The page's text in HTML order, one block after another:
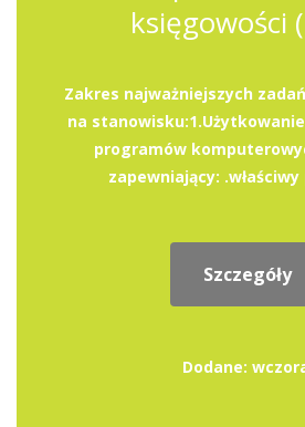
księgowości
Zakres najważniejszych
na
programów
zapewniający:
Szczegóły
Dodane: